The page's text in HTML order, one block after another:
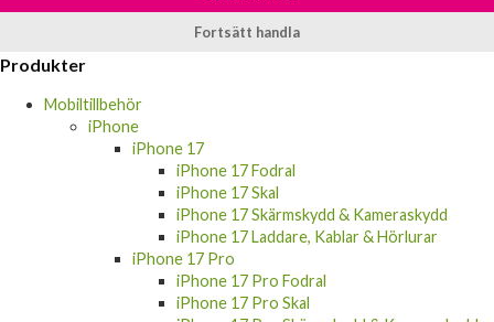
Fortsätt handla
iPhone
iPhone 17
iPhone 17 Fodral
iPhone 17 Skal
iPhone 17 Skärmskydd & Kameraskydd
iPhone 17 Laddare, Kablar & Hörlurar
iPhone 17 Pro
iPhone 17 Pro Fodral
iPhone 17 Pro Skal
iPhone 17 Pro Skärmskydd & Kameraskydd